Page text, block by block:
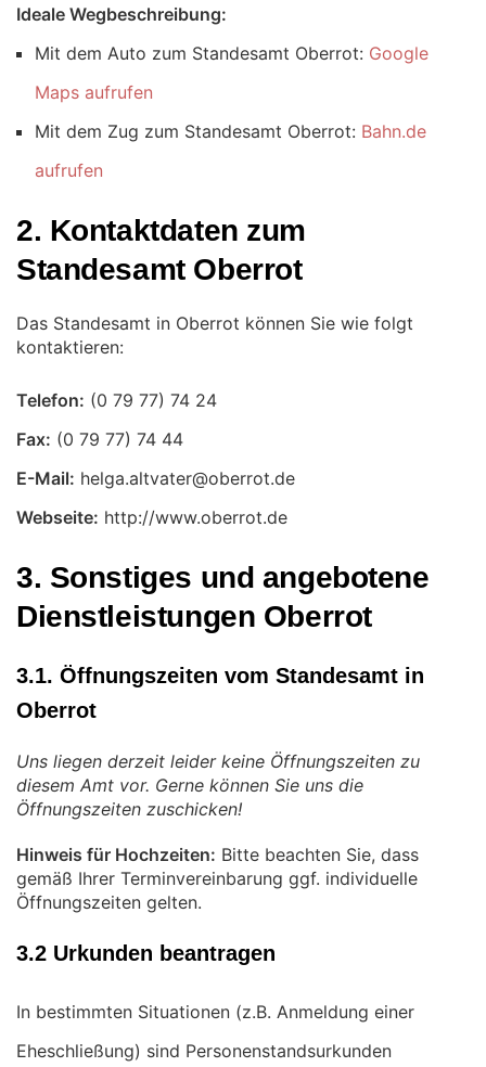
Ideale Wegbeschreibung:
Mit dem Auto zum Standesamt Oberrot: Google
Maps aufrufen
Mit dem Zug zum Standesamt Oberrot: Bahn.de
aufrufen
2. Kontaktdaten zum
Standesamt Oberrot
Das Standesamt in Oberrot können Sie wie folgt
kontaktieren:
Telefon:
Fax:
E-Mail:
Webseite: http://www.oberrot.de
3. Sonstiges und angebotene
Dienstleistungen Oberrot
3.1. Öffnungszeiten vom Standesamt in
Oberrot
Uns liegen derzeit leider keine Öffnungszeiten zu
diesem Amt vor. Gerne können Sie uns die
Öffnungszeiten zuschicken!
Hinweis für Hochzeiten: Bitte beachten Sie, dass
gemäß Ihrer Terminvereinbarung ggf. individuelle
Öffnungszeiten gelten.
3.2 Urkunden beantragen
In bestimmten Situationen (z.B. Anmeldung einer
Eheschließung) sind Personenstandsurkunden